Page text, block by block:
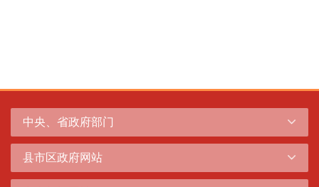
中央、省政府部门
县市区政府网站